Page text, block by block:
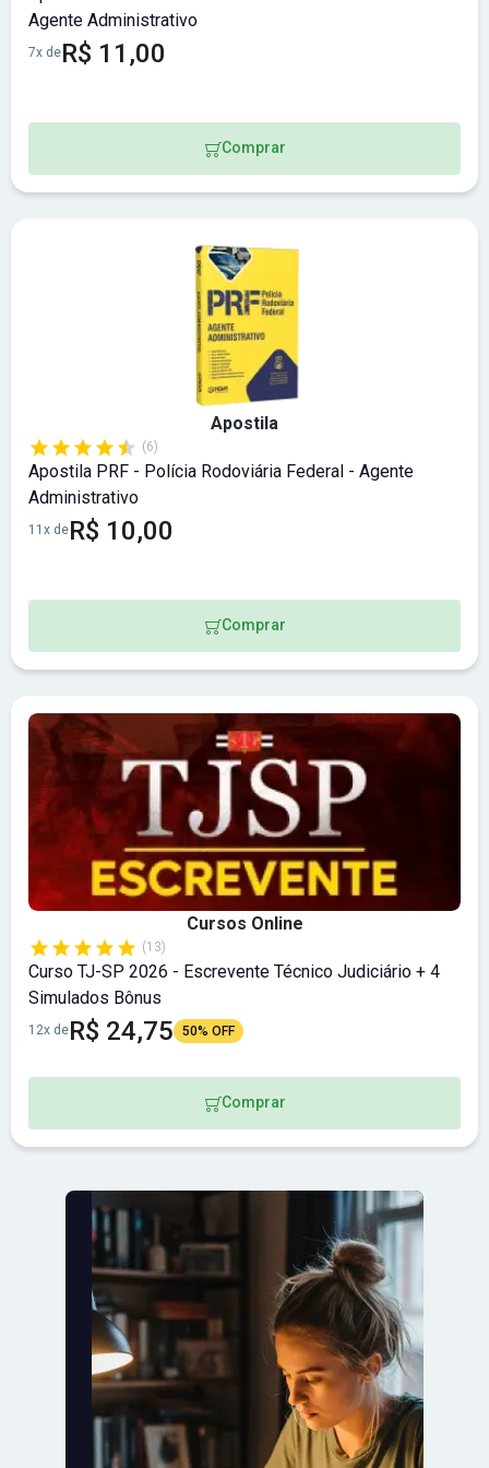
Agente Administrativo
7x deR$ 11,00
Comprar
Apostila
(6)
Apostila PRF - Polícia Rodoviária Federal - Agente
Administrativo
11x deR$ 10,00
Comprar
Cursos Online
(13)
Curso TJ-SP 2026 - Escrevente Técnico Judiciário + 4
Simulados Bônus
12x deR$ 24,75 50% OFF
Comprar